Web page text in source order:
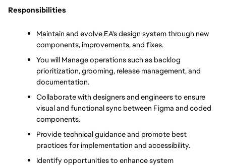
Responsibilities
Maintain and evolve EA's design system through new
components, improvements, and fixes.
You will Manage operations such as backlog
prioritization, grooming, release management, and
documentation.
Collaborate with designers and engineers to ensure
visual and functional sync between Figma and coded
components.
Provide technical guidance and promote best
practices for implementation and accessibility.
Identify opportunities to enhance system